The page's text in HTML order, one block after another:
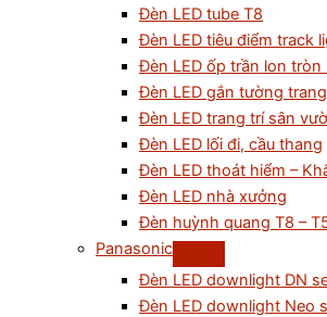
Đèn LED tube T8
Đèn LED tiêu điểm track
Đèn LED ốp trần lon tròn
Đèn LED gắn tường
Đèn LED trang trí sân
Đèn LED lối đi, cầu thang
Đèn LED thoát hiểm –
Đèn LED nhà xưởng
Đèn huỳnh quang T8 –
Panasonic
Đèn LED downlight DN
Đèn LED downlight Neo